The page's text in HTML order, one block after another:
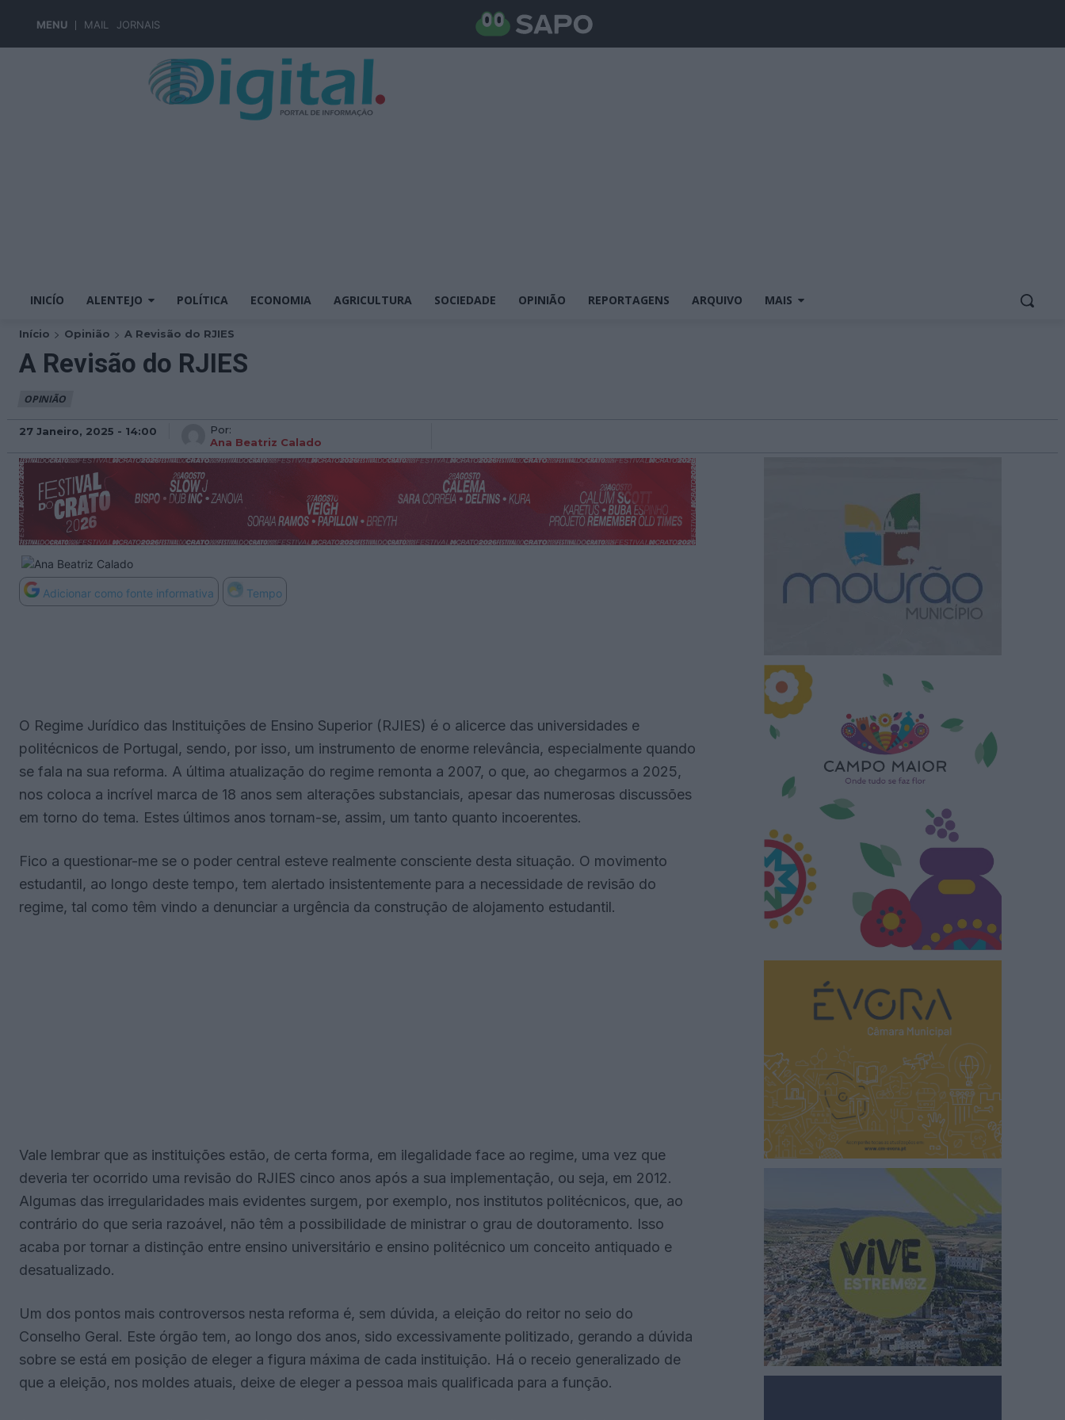
MENU MAIL JORNAIS
INICÍO ALENTEJO POLÍTICA ECONOMIA AGRICULTURA SOCIEDADE OPINIÃO REPORTAGENS ARQUIVO MAIS
Início Opinião A Revisão do RJIES
A Revisão do RJIES
OPINIÃO
27 Janeiro, 2025 - 14:00
Por:
Ana Beatriz Calado
Adicionar como fonte informativa Tempo
O Regime Jurídico das Instituições de Ensino Superior (RJIES) é o alicerce das universidades e
politécnicos de Portugal, sendo, por isso, um instrumento de enorme relevância, especialmente quando
se fala na sua reforma. A última atualização do regime remonta a 2007, o que, ao chegarmos a 2025,
nos coloca a incrível marca de 18 anos sem alterações substanciais, apesar das numerosas discussões
em torno do tema. Estes últimos anos tornam-se, assim, um tanto quanto incoerentes.
Fico a questionar-me se o poder central esteve realmente consciente desta situação. O movimento
estudantil, ao longo deste tempo, tem alertado insistentemente para a necessidade de revisão do
regime, tal como têm vindo a denunciar a urgência da construção de alojamento estudantil.
Vale lembrar que as instituições estão, de certa forma, em ilegalidade face ao regime, uma vez que
deveria ter ocorrido uma revisão do RJIES cinco anos após a sua implementação, ou seja, em 2012.
Algumas das irregularidades mais evidentes surgem, por exemplo, nos institutos politécnicos, que, ao
contrário do que seria razoável, não têm a possibilidade de ministrar o grau de doutoramento. Isso
acaba por tornar a distinção entre ensino universitário e ensino politécnico um conceito antiquado e
desatualizado.
Um dos pontos mais controversos nesta reforma é, sem dúvida, a eleição do reitor no seio do
Conselho Geral. Este órgão tem, ao longo dos anos, sido excessivamente politizado, gerando a dúvida
sobre se está em posição de eleger a figura máxima de cada instituição. Há o receio generalizado de
que a eleição, nos moldes atuais, deixe de eleger a pessoa mais qualificada para a função.